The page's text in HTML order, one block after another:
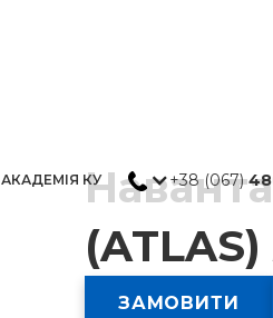
АКАДЕМІЯ КУ +38 (067)
ЗАМОВИТИ